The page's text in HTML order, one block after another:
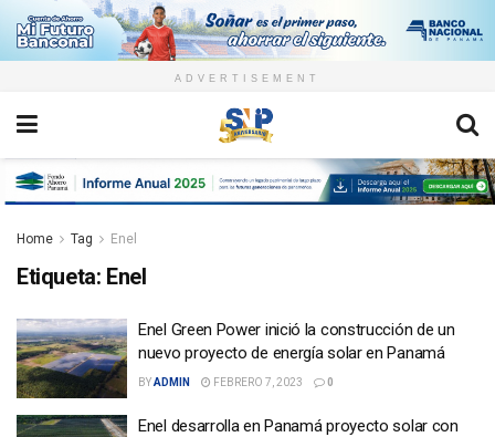
ADVERTISEMENT
Home Tag Enel
Etiqueta: Enel
Enel Green Power inició la construcción de un
nuevo proyecto de energía solar en Panamá
BYADMIN FEBRERO 7, 2023 0
Enel desarrolla en Panamá proyecto solar con